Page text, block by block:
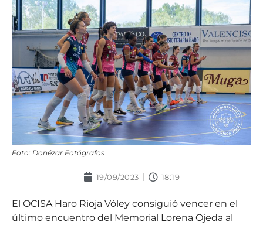
Foto: Donézar Fotógrafos
19/09/2023 18:19
El OCISA Haro Rioja Vóley consiguió vencer en el
último encuentro del Memorial Lorena Ojeda al